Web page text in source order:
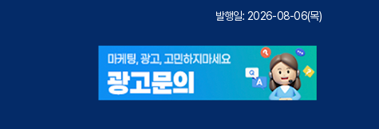
발행일: 2026-08-06(목)